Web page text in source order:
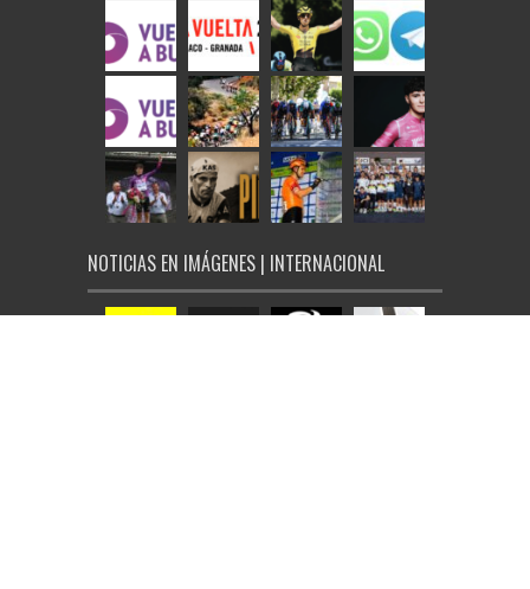
NOTICIAS EN IMÁGENES | INTERNACIONAL